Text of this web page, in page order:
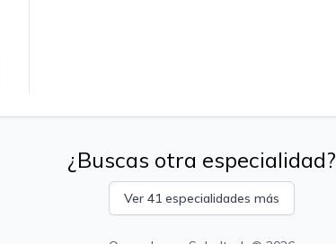
¿Buscas otra especialidad?
Ver 41 especialidades más